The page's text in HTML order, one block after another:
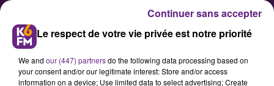
Le respect de votre vie privée est notre priorité
We and our (447) partnersdo the following data processing based on
your consent and/or our legitimate interest: Store and/or access
information on a device; Use limited data to select advertising; Create
Continuer sans accepter